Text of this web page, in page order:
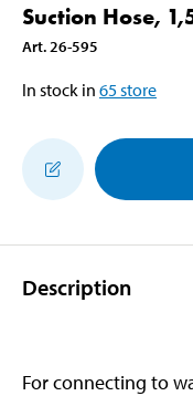
Suction Hose,
Art. 26-595
In stock in 65store
Description
For connecting to